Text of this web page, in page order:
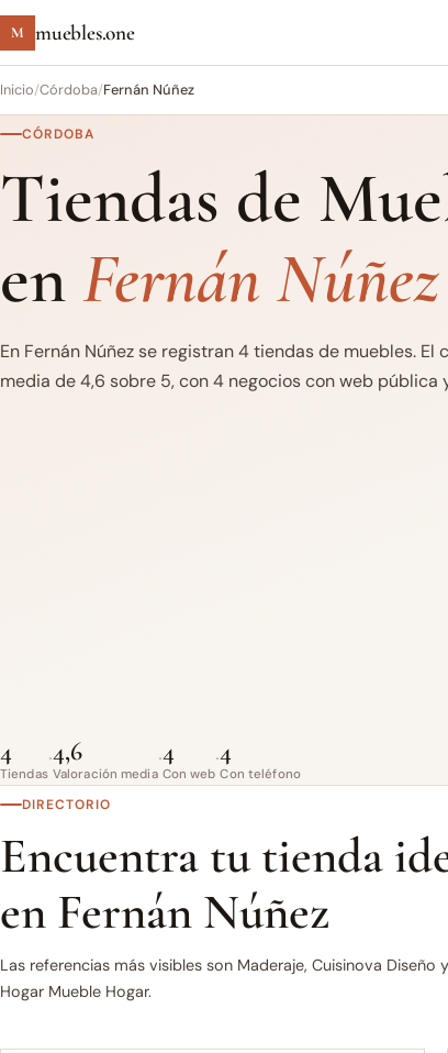
M muebles.one
Inicio/Córdoba/Fernán Núñez
CÓRDOBA
Tiendas de
enFernán Núñez
En Fernán Núñez se registran 4 tiendas de muebles.
media de 4,6 sobre 5, con 4 negocios con web pública
4
Tiendas
·4,6
Valoración media
·4
Con web
·4
Con teléfono
DIRECTORIO
Encuentra tu tienda
en Fernán Núñez
Las referencias más visibles son Maderaje, Cuisinova Diseño
Hogar Mueble Hogar.